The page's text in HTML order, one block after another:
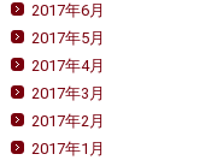
2017年6月
2017年5月
2017年4月
2017年3月
2017年2月
2017年1月